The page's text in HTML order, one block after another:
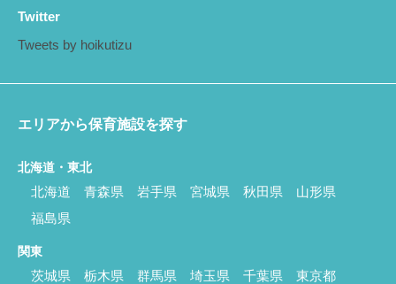
Twitter
Tweets by hoikutizu
エリアから保育施設を探す
北海道・東北
北海道 青森県 岩手県 宮城県 秋田県
山形県
福島県
関東
茨城県 栃木県 群馬県 埼玉県 千葉県
東京都